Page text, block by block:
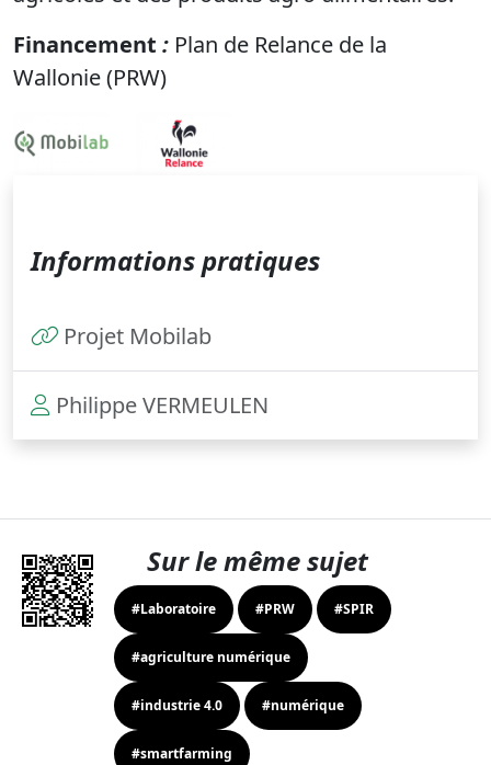
Financement : Plan de Relance de la
Wallonie (PRW)
Informations pratiques
Projet Mobilab
Philippe VERMEULEN
Sur le même sujet
#Laboratoire #PRW #SPIR
#agriculture numérique
#industrie 4.0 #numérique
#smartfarming